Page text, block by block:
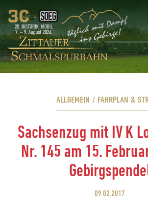
ALLGEMEIN / FAHRPLAN &
Sachsenzug mit IV K
Nr. 145 am 15.
09.02.2017